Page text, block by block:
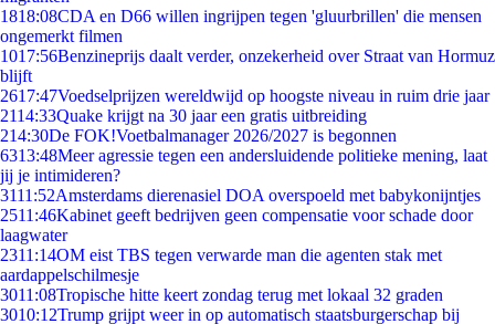
1818:08CDA en D66 willen ingrijpen tegen 'gluurbrillen' die mensen
ongemerkt filmen
1017:56Benzineprijs daalt verder, onzekerheid over Straat van Hormuz
blijft
2617:47Voedselprijzen wereldwijd op hoogste niveau in ruim drie jaar
2114:33Quake krijgt na 30 jaar een gratis uitbreiding
214:30De FOK!Voetbalmanager 2026/2027 is begonnen
6313:48Meer agressie tegen een andersluidende politieke mening, laat
jij je intimideren?
3111:52Amsterdams dierenasiel DOA overspoeld met babykonijntjes
2511:46Kabinet geeft bedrijven geen compensatie voor schade door
laagwater
2311:14OM eist TBS tegen verwarde man die agenten stak met
aardappelschilmesje
3011:08Tropische hitte keert zondag terug met lokaal 32 graden
3010:12Trump grijpt weer in op automatisch staatsburgerschap bij